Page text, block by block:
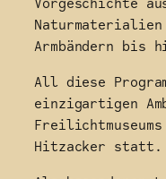
Naturmaterialien
Armbändern bis
All diese
einzigartigen
Hitzacker statt.